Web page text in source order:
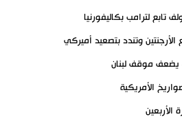
لترامب بكاليفورنيا
وتندد بتصعيد أميركي
موقف لبنان
الأمريكية
الأربعين